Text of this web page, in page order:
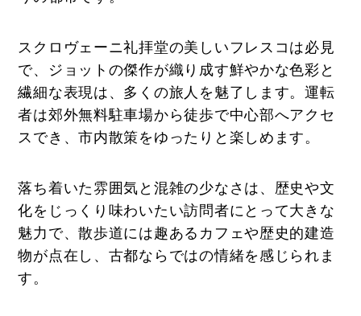
スクロヴェーニ礼拝堂の美しいフレスコは必見
で、ジョットの傑作が織り成す鮮やかな色彩と
繊細な表現は、多くの旅人を魅了します。運転
者は郊外無料駐車場から徒歩で中心部へアクセ
スでき、市内散策をゆったりと楽しめます。
落ち着いた雰囲気と混雑の少なさは、歴史や文
化をじっくり味わいたい訪問者にとって大きな
魅力で、散歩道には趣あるカフェや歴史的建造
物が点在し、古都ならではの情緒を感じられま
す。